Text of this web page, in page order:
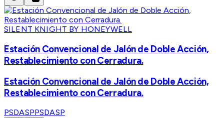
SILENT KNIGHT BY HONEYWELL
Estación Convencional de Jalón de Doble Acción,
Restablecimiento con Cerradura.
Estación Convencional de Jalón de Doble Acción,
Restablecimiento con Cerradura.
PSDASPPSDASP